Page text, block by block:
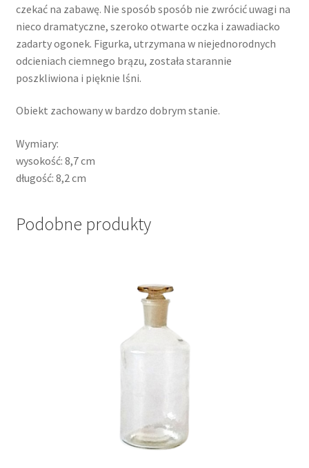
czekać na zabawę. Nie sposób sposób nie zwrócić uwagi na
nieco dramatyczne, szeroko otwarte oczka i zawadiacko
zadarty ogonek. Figurka, utrzymana w niejednorodnych
odcieniach ciemnego brązu, została starannie
poszkliwiona i pięknie lśni.
Obiekt zachowany w bardzo dobrym stanie.
Wymiary:
wysokość: 8,7 cm
długość: 8,2 cm
Podobne produkty